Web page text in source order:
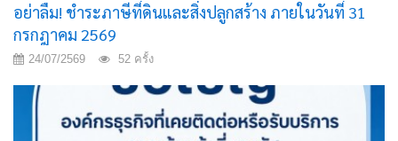
อย่าลืม! ชำระภาษีที่ดินและสิ่งปลูกสร้าง ภายในวันที่ 31
กรกฎาคม 2569
24/07/2569 52 ครั้ง